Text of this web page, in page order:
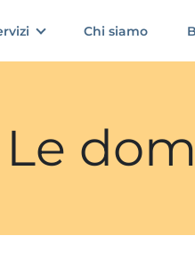
Chi siamo
Le